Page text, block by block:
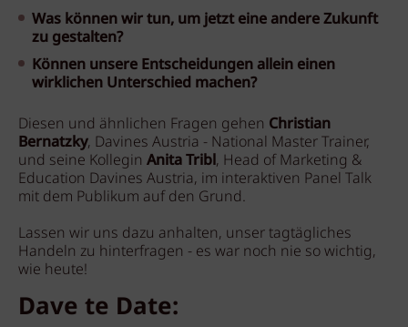
Was können wir tun, um jetzt eine andere Zukunft
zu gestalten?
Können unsere Entscheidungen allein einen
wirklichen Unterschied machen?
Diesen und ähnlichen Fragen gehen Christian
Bernatzky, Davines Austria - National Master Trainer,
und seine Kollegin Anita Tribl, Head of Marketing &
Education Davines Austria, im interaktiven Panel Talk
mit dem Publikum auf den Grund.
Lassen wir uns dazu anhalten, unser tagtägliches
Handeln zu hinterfragen - es war noch nie so wichtig,
wie heute!
Dave te Date: